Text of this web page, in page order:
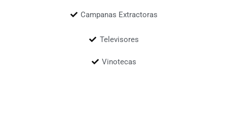
Campanas Extractoras
Televisores
Vinotecas